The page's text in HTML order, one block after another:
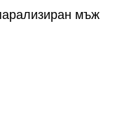
мъж